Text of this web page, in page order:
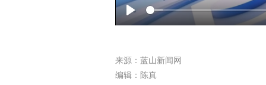
Play
来源：蓝山新闻网
编辑：陈真